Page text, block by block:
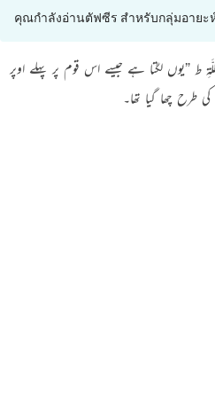
คุณกำลังอ่านตัฟซีร สำหรับกลุ่มอายะห์
الظُّلَّۃِ ط ”یوں لگتا ہے جیسے اس قوم پر پہلے اوپر
طرح چھا گیا تھا۔